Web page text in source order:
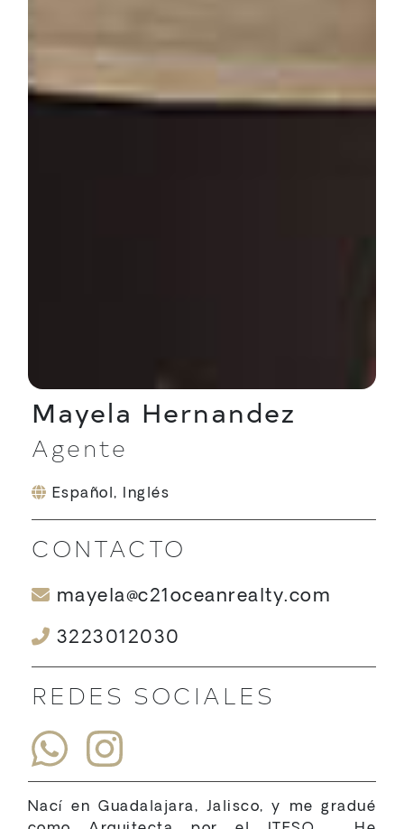
Mayela Hernandez
Agente
Español, Inglés
CONTACTO
mayela@c21oceanrealty.com
3223012030
REDES SOCIALES
Nací en Guadalajara, Jalisco, y me gradué